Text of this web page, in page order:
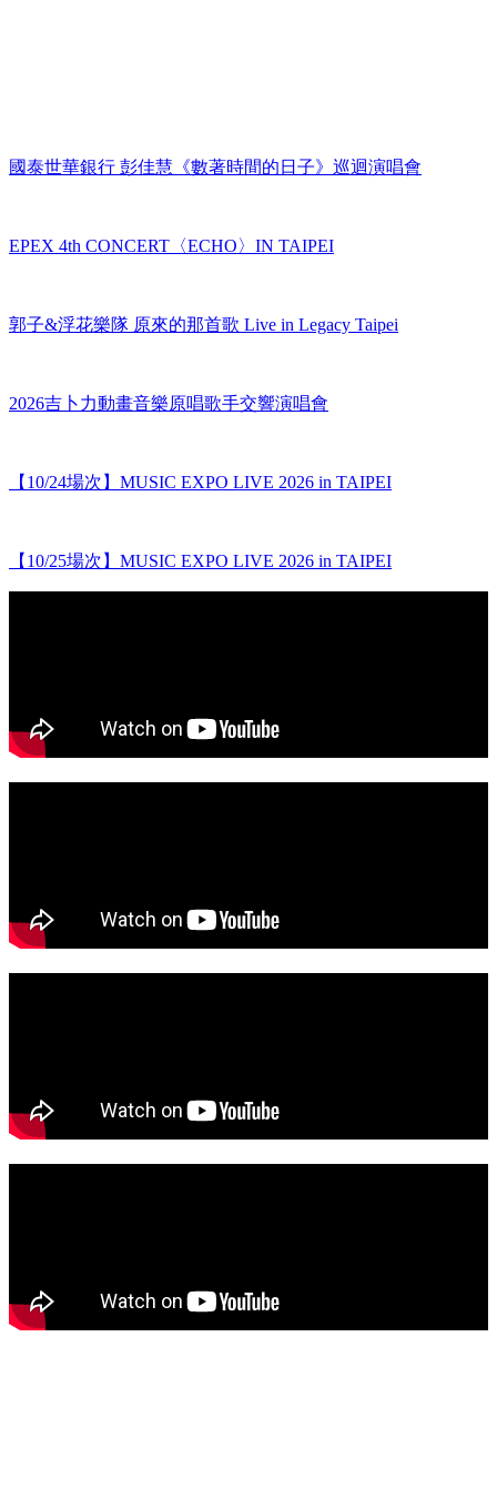
國泰世華銀行 彭佳慧《數著時間的日子》巡迴演唱會
EPEX 4th CONCERT〈ECHO〉IN TAIPEI
郭子&浮花樂隊 原來的那首歌 Live in Legacy Taipei
2026吉卜力動畫音樂原唱歌手交響演唱會